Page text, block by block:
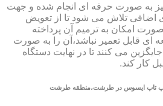
به صورت حرفه ای انجام شده و جهت
اضافی تلاش می شود تا از تعویض
امکان به ترمیم آن پرداخته
ای قابل تعمیر نباشد،آن را به صورت
می کنند تا در نهایت دستگاه
کار کند.
لپ تاپ ایسوس در طرشت،منطقه طرشت